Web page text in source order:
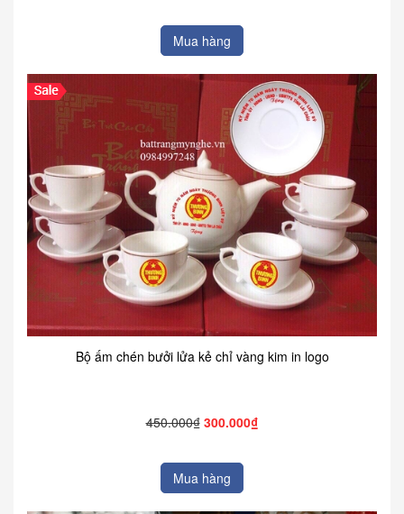
Mua hàng
Bộ ấm chén bưởi lửa kẻ chỉ vàng kim in logo
450.000₫ 300.000₫
Mua hàng